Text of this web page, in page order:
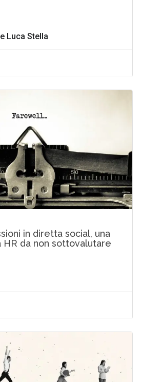
e Luca Stella
in diretta social, una
HR da non sottovalutare